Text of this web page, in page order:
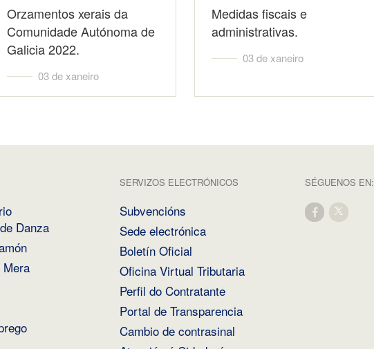
Orzamentos xerais da
Comunidade Autónoma de
Galicia 2022.
03 de xaneiro
Medidas fiscais e
administrativas.
03 de xaneiro
Danza
SERVIZOS ELECTRÓNICOS
Subvencións
Sede electrónica
Boletín Oficial
Oficina Virtual Tributaria
Perfil do Contratante
Portal de Transparencia
Cambio de contrasinal
SÉGUENOS EN: